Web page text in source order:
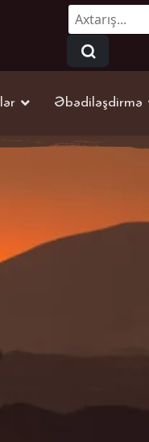
Axtarmaq...
Əbədiləşdirmə